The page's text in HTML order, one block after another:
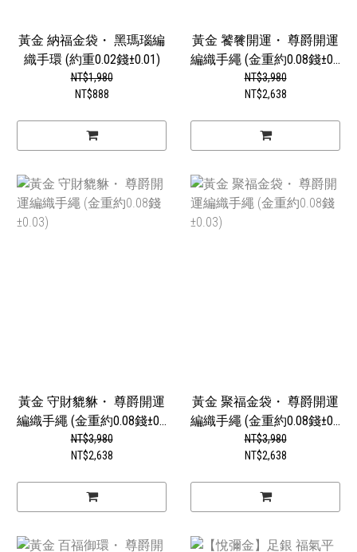
黃金 納福金袋・ 黑瑪瑙編
織手環 (約重0.02錢±0.01)
NT$1,980
NT$888
黃金 饕餮開運・ 尊爵開運
編織手繩 (金重約0.08錢±0...
NT$3,980
NT$2,638
黃金 守財貔貅・ 尊爵開運
編織手繩 (金重約0.08錢±0...
NT$3,980
NT$2,638
黃金 聚福金袋・ 尊爵開運
編織手繩 (金重約0.08錢±0...
NT$3,980
NT$2,638